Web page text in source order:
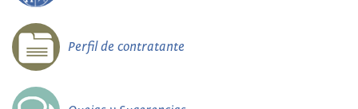
Perfil de contratante